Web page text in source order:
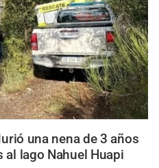
una nena de 3 años
al lago Nahuel Huapi